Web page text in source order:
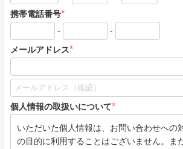
携帯電話番号*
- -
メールアドレス*
個人情報の取扱いについて*
いただいた個人情報は、お問い合わせへの
の目的に利用することはございません。ま